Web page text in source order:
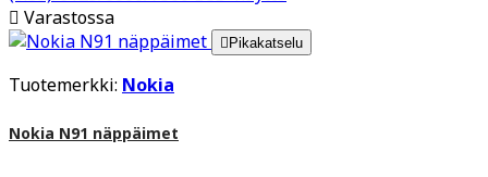
 Varastossa
 Pikakatselu
Tuotemerkki: Nokia
Nokia N91 näppäimet